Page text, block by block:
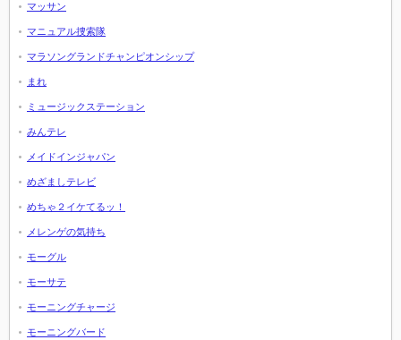
マッサン
マニュアル捜索隊
マラソングランドチャンピオンシップ
まれ
ミュージックステーション
みんテレ
メイドインジャパン
めざましテレビ
めちゃ２イケてるッ！
メレンゲの気持ち
モーグル
モーサテ
モーニングチャージ
モーニングバード